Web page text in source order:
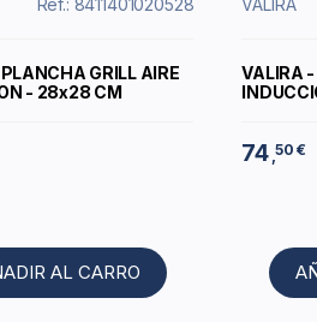
GRILL AIRE
- 28x28 CM
AL CARRO
VALIRA -
74 ,50 €